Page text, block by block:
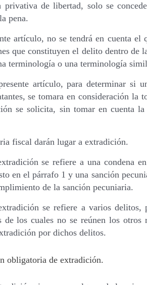
privativa de libertad, solo se
pena.
artículo, no se tendrá en cuenta
que constituyen el delito dentro de
terminología o una terminología
artículo, para determinar si
se tomara en consideración la
se solicita, sin tomar en cuenta
fiscal darán lugar a extradición.
se refiere a una condena
en el párrafo 1 y una sanción
de la sanción pecuniaria.
se refiere a varios delitos,
de los cuales no se reúnen los
por dichos delitos.
obligatoria de extradición.